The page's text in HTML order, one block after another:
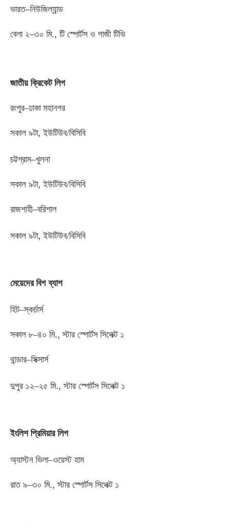
ভারত–নিউজিল্যান্ড
বেলা ২–৩০ মি., টি স্পোর্টস ও গাজী টিভি
জাতীয় ক্রিকেট লিগ
রংপুর–ঢাকা মহানগর
সকাল ৯টা, ইউটিউব/বিসিবি
চট্টগ্রাম–খুলনা
সকাল ৯টা, ইউটিউব/বিসিবি
রাজশাহী–বরিশাল
সকাল ৯টা, ইউটিউব/বিসিবি
মেয়েদের বিগ ব্যাশ
হিট–স্কর্চার্স
সকাল ৮–৪০ মি.,স্টার স্পোর্টস সিলেক্ট ১
থান্ডার–সিক্সার্স
দুপুর ১২–২৫ মি.,স্টার স্পোর্টস সিলেক্ট ১
ইংলিশ প্রিমিয়ার লিগ
অ্যাস্টন ভিলা–ওয়েস্ট হাম
রাত ৯–৩০ মি.,স্টার স্পোর্টস সিলেক্ট ১